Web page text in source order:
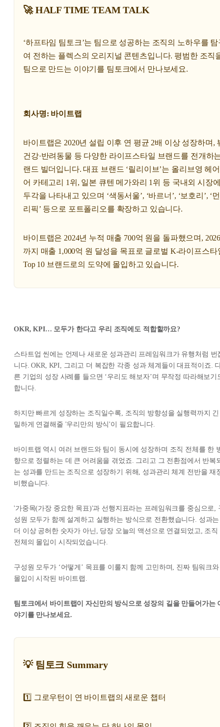
🚀 HALF TIME TEAM TALK
‘하프타임 팀토크’는 팀으로 성공하는 조직의 노하우를
여 전하는 플렉스의 오리지널 콘텐츠입니다. 평범한 조직
팀으로 만드는 이야기를 팀토크에서 만나보세요.
회사명: 바이트랩
바이트랩은 2020년 설립 이후 연 평균 2배 이상 성장하며,
건강·반려동물 등 다양한 라이프스타일 브랜드를 전개하
랜드 빌더입니다. 대표 브랜드 ‘릴리이브’는 올리브영 헤
어 카테고리 1위, 일본 큐텐 메가와리 1위 등 국내외 시장
두각을 나타내고 있으며 ‘색동서울’, ‘바르너’, ‘보호리’, ‘
리픽’ 등으로 포트폴리오를 확장하고 있습니다.
바이트랩은 2024년 누적 매출 700억 원을 돌파했으며,
까지 매출 1,000억 원 달성을 목표로 글로벌 K-라이프스타
Top 10 브랜드로의 도약에 몰입하고 있습니다.
OKR, KPI… 모두가 한다고 우리 조직에도 적합할까요?
스타트업 씬에는 언제나 새로운 성과관리 프레임워크가 유행처럼 번
니다. OKR, KPI, 그리고 더 복잡한 각종 성과 체계들이 대표적이죠.
른 기업의 성장 사례를 들으면 ‘우리도 해보자’며 무작정 따라해보기
합니다.
하지만 빠르게 성장하는 조직일수록, 조직의 방향성을 실행력까지 긴
밀하게 연결해줄 '우리만의 방식'이 필요합니다.
바이트랩 역시 여러 브랜드와 팀이 동시에 성장하며 조직 전체를 한
향으로 정렬하는 데 큰 어려움을 겪었죠. 그리고 그 전환점에서 반복
는 성과를 만드는 조직으로 성장하기 위해, 성과관리 체계 전반을 재
비했습니다.
'가중목(가장 중요한 목표)'과 선행지표라는 프레임워크를 중심으로,
성원 모두가 함께 설계하고 실행하는 방식으로 전환했습니다. 성과는
더 이상 공허한 숫자가 아닌, 당장 오늘의 액션으로 연결되었고, 조직
전체의 몰입이 시작되었습니다.
구성원 모두가 ‘어떻게’ 목표를 이룰지 함께 고민하며, 진짜 팀워크와
몰입이 시작된 바이트랩.
팀토크에서 바이트랩이 자신만의 방식으로 성장의 길을 만들어가는
야기를 만나보세요.
💡 팀토크 Summary
1️⃣ 그로우턴이 연 바이트랩의 새로운 챕터